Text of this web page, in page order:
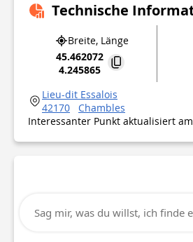
Technische
Breite, Länge
45.462072
4.245865
Lieu-dit Essalois
42170
Chambles
Interessanter Punkt aktualisiert am
Sag mir, was du willst, ich finde